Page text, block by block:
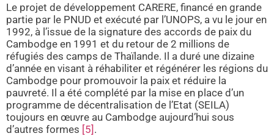
Le projet de développement CARERE, financé en grande
partie par le PNUD et exécuté par l’UNOPS, a vu le jour en
1992, à l’issue de la signature des accords de paix du
Cambodge en 1991 et du retour de 2 millions de
réfugiés des camps de Thaïlande. Il a duré une dizaine
d’année en visant à réhabiliter et régénérer les régions du
Cambodge pour promouvoir la paix et réduire la
pauvreté. Il a été complété par la mise en place d’un
programme de décentralisation de l’Etat (SEILA)
toujours en œuvre au Cambodge aujourd’hui sous
d’autres formes [5] .